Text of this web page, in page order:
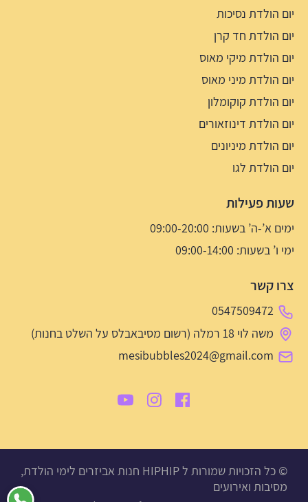
יום הולדת נסיכות
יום הולדת חד קרן
יום הולדת מיקי מאוס
יום הולדת מיני מאוס
יום הולדת קוקומלון
יום הולדת דינוזאורים
יום הולדת מיניונים
יום הולדת לגו
שעות פעילות
ימים א’-ה’ בשעות: 09:00-20:00
ימי ו’ בשעות: 09:00-14:00
צרו קשר
0547509472
משה לוי 18 רמלה (רשום מסיבאבלס על השלט בחנות)
mesibubbles2024@gmail.com
© כל הזכויות שמורות ל HIPHIP חנות אביזרים לימי הולדת,
מסיבות ואירועים